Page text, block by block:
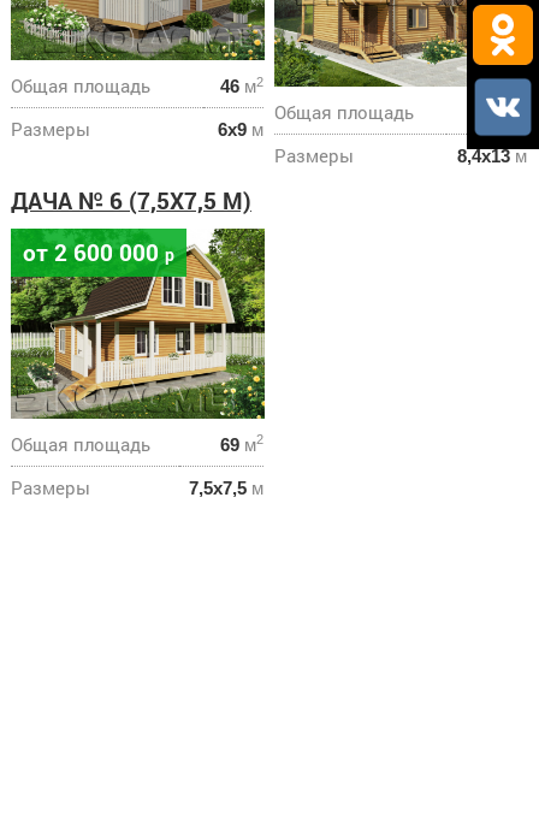
Общая площадь 46м2
Размеры 6х9м
Общая площадь 218м
Размеры 8,4х13м
ДАЧА № 6 (7,5Х7,5 М)
от 2 600 000р
Общая площадь 69м2
Размеры 7,5х7,5м